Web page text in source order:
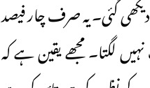
شہری علاقوں میں 18 فیصد کی کمی دیکھی گئی۔ یہ صرف چار فیصد
لگتا۔ مجھے یقین ہے کہ